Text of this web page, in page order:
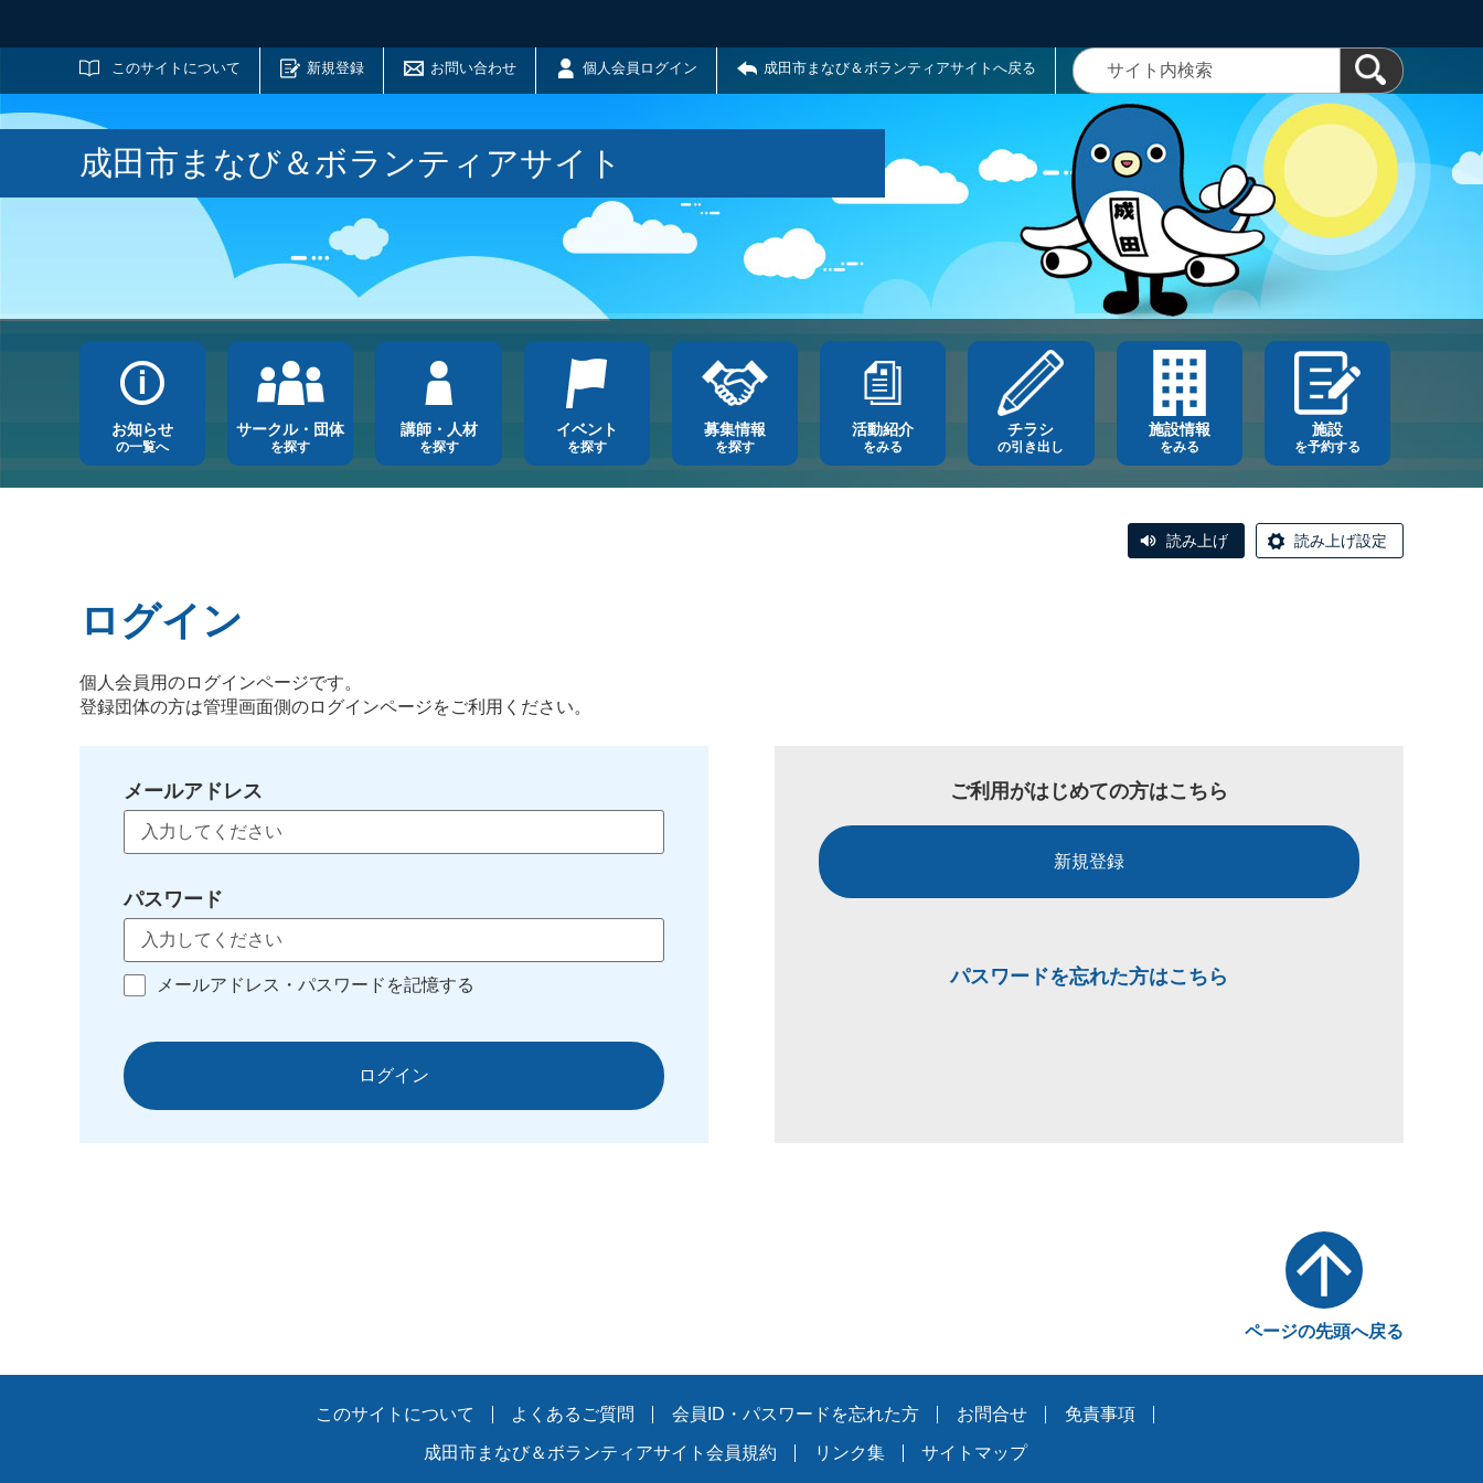
このサイトについて 新規登録 お問い合わせ 個人会員ログイン 成田市まなび＆ボランティアサイトへ戻る
サイト内検索
成田市まなび＆ボランティアサイト
お知らせ
の一覧へ
サークル・団体
を探す
講師・人材
を探す
イベント
を探す
募集情報
を探す
活動紹介
をみる
チラシ
の引き出し
施設情報
をみる
施設
を予約する
読み上げ 読み上げ設定
ログイン
個人会員用のログインページです。
登録団体の方は管理画面側のログインページをご利用ください。
メールアドレス
パスワード
メールアドレス・パスワードを記憶する
ログイン
ご利用がはじめての方はこちら
新規登録
パスワードを忘れた方はこちら
ページの先頭へ戻る
このサイトについて よくあるご質問 会員ID・パスワードを忘れた方 お問合せ 免責事項
成田市まなび＆ボランティアサイト会員規約 リンク集 サイトマップ